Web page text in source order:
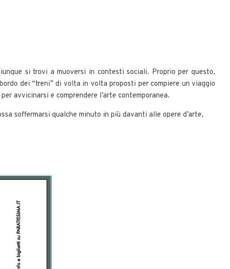
si trovi a muoversi in contesti sociali. Proprio per questo,
dei “treni” di volta in volta proposti per compiere un viaggio
avvicinarsi e comprendere l’arte contemporanea.
soffermarsi qualche minuto in più davanti alle opere d’arte,